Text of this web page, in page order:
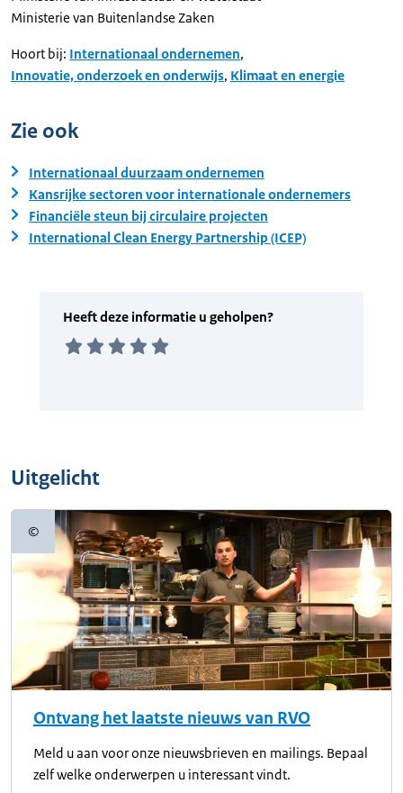
Ministerie van Buitenlandse Zaken
Hoort bij: Internationaal ondernemen,
Innovatie, onderzoek en onderwijs, Klimaat en energie
Zie ook
Internationaal duurzaam ondernemen
Kansrijke sectoren voor internationale ondernemers
Financiële steun bij circulaire projecten
International Clean Energy Partnership (ICEP)
Uitgelicht
©Copyrightinformatie
Ontvang het laatste nieuws van RVO
Meld u aan voor onze nieuwsbrieven en mailings. Bepaal
zelf welke onderwerpen u interessant vindt.